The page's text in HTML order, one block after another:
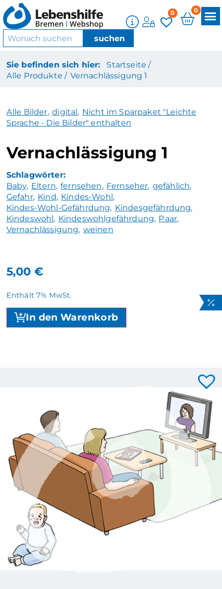
0 0
Sie befinden sich hier:
Startseite /
Alle Produkte / Vernachlässigung 1
Alle Bilder, digital, Nicht im Sparpaket "Leichte
Sprache - Die Bilder" enthalten
Vernachlässigung 1
Baby Eltern fernsehen Fernseher gefählich
Gefahr Kind Kindes-Wohl
Kindes-Wohl-Gefährdung Kindesgefährdung
Kindeswohl Kindeswohlgefährdung Paar
Vernachlässigung weinen
5,00 €
Enthält 7% MwSt.
In den Warenkorb